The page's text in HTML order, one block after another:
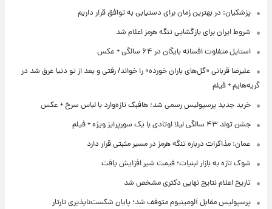
پزشکیان: در بهترین زمان برای دستیابی به توافق قرار داریم
شروط ایران برای بازگشایی تنگه هرمز اعلام شد
استایل متفاوت افسانه بایگان در ۶۴ سالگی + عکس
علیرضا قربانی «گل‌های باران خورده» را خواند/ رفتی و بعد از تو دنیا غرق شد در
گریه‌هایم + فیلم
خرید جدید پرسپولیس رسمی شد؛ هافبک تازه‌وارد با لباس سرخ + عکس
جشن تولد ۴۳ سالگی لیلا اوتادی با یک سورپرایز ویژه + فیلم
عمان: مذاکرات درباره تنگه هرمز در مسیر مثبتی قرار دارد
شوک تازه به بازار لبنیات؛ قیمت شیر افزایش یافت
تاریخ اعلام نتایج نهایی دکتری مشخص شد
پرسپولیس مقابل آلومینیوم متوقف شد؛ پایان شکست‌ناپذیری تارتار